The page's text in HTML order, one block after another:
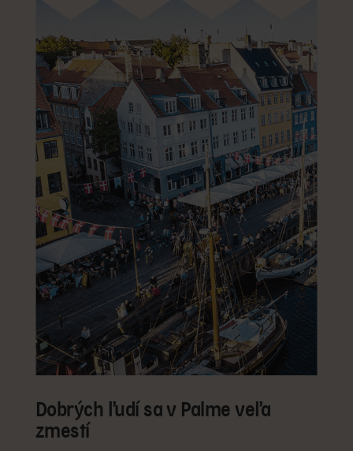
Dobrých ľudí sa v Palme veľa
zmestí